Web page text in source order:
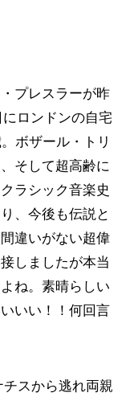
プレスラーが昨
ロンドンの自宅
ボザール・トリ
そして超高齢に
ラシック音楽史
、今後も伝説と
違いがない超偉
しましたが本当
ね。素晴らしい
いい！！何回言
スから逃れ両親